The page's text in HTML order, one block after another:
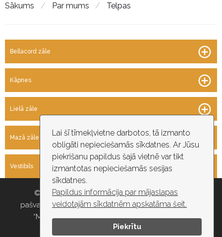
Lai šī tīmekļvietne darbotos, tā izmanto
obligāti nepieciešamās sīkdatnes. Ar Jūsu
piekrišanu papildus šajā vietnē var tikt
izmantotas nepieciešamās sesijas
sīkdatnes.
Papildus informācija par mājaslapas
veidotajām sīkdatnēm apskatāma šeit.
Piekrītu
Sākums / Par mums / Telpas
T
l
p
a
s
Bellacord zāle
Kāpnes
Lielā zāle
Mazā zāle
Vestibils
© 2026 Rīgas pašvaldība, Rīgas valstspilsētas
pašvaldības iestāde “Kultūras un tautas mākslas centrs
“Mazā Ģilde”” , e-pasts: maza.gilde@riga.lv, tālr:
67037418